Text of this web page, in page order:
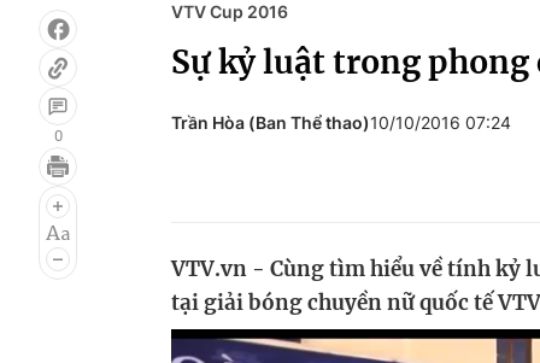
Tin tức
Bóng đá
0
VTV Cup 2016
Sự kỷ luật trong phong
Trần Hòa (Ban Thể thao)10/10/2016 07:24
VTV.vn - Cùng tìm hiểu về tính kỷ
tại giải bóng chuyền nữ quốc tế